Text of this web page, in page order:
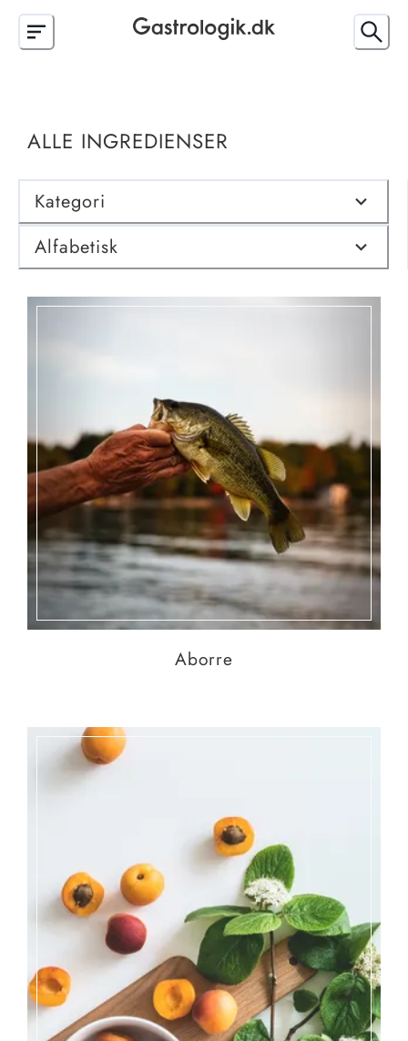
ALLE INGREDIENSER
Kategori
Alfabetisk
Aborre